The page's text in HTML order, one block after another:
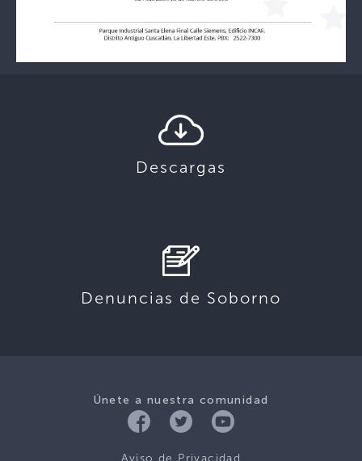
Descargas
Denuncias de Soborno
Únete a nuestra comunidad
Aviso de Privacidad